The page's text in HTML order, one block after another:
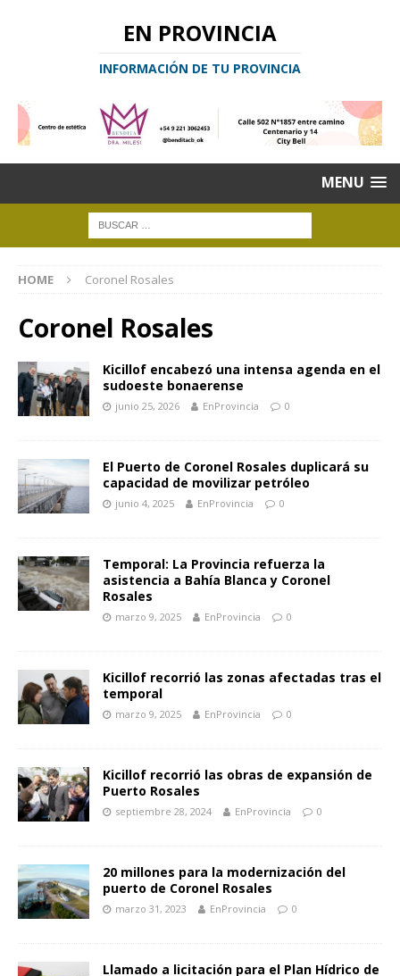
EN PROVINCIA
INFORMACIÓN DE TU PROVINCIA
MENU
HOME Coronel Rosales
Coronel Rosales
Kicillof encabezó una intensa agenda en el
sudoeste bonaerense
junio 25, 2026 EnProvincia 0
El Puerto de Coronel Rosales duplicará su
capacidad de movilizar petróleo
junio 4, 2025 EnProvincia 0
Temporal: La Provincia refuerza la
asistencia a Bahía Blanca y Coronel
Rosales
marzo 9, 2025 EnProvincia 0
Kicillof recorrió las zonas afectadas tras el
temporal
marzo 9, 2025 EnProvincia 0
Kicillof recorrió las obras de expansión de
Puerto Rosales
septiembre 28, 2024 EnProvincia 0
20 millones para la modernización del
puerto de Coronel Rosales
marzo 31, 2023 EnProvincia 0
Llamado a licitación para el Plan Hídrico de